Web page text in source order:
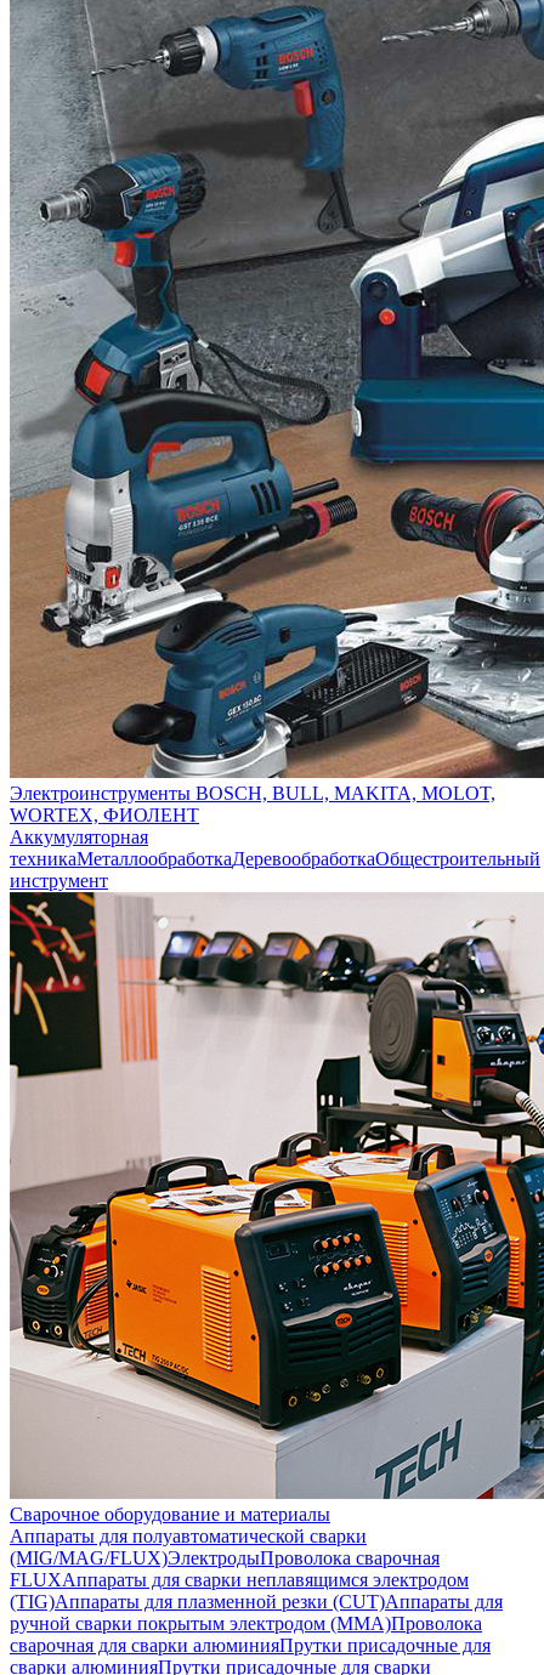
Электроинструменты BOSCH, BULL, MAKITA, MOLOT,
WORTEX, ФИОЛЕНТ
Аккумуляторная
техникаМеталлообработкаДеревообработкаОбщестроительный
инструмент
Сварочное оборудование и материалы
Аппараты для полуавтоматической сварки
(MIG/MAG/FLUX)ЭлектродыПроволока сварочная
FLUXАппараты для сварки неплавящимся электродом
(TIG)Аппараты для плазменной резки (CUT)Аппараты для
ручной сварки покрытым электродом (MMA)Проволока
сварочная для сварки алюминияПрутки присадочные для
сварки алюминияПрутки присадочные для сварки